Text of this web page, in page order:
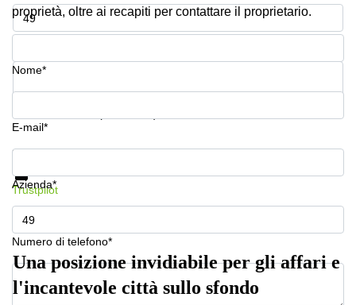
Uffici
in
a
Milano
Meeting
Coworking
in affitto su
Via Cipro,
Brescia
Affitto
Ufficio
Coworking
a Vicenza
Numero di telefono*
proprietà, oltre ai recapiti per contattare il proprietario.
Nome*
E-mail*
Azienda*
Numero di telefono*
Mostra prezzi e maggiori informazioni
Trustpilot
Una posizione invidiabile per gli affari e
l'incantevole città sullo sfondo